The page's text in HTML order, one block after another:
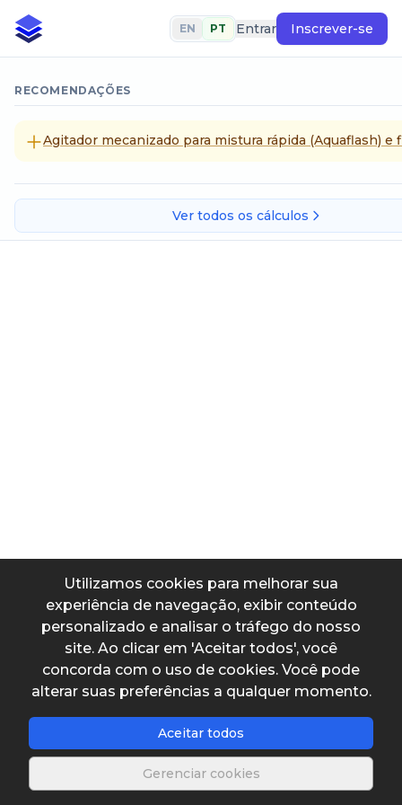
Utilizamos cookies para melhorar sua
experiência de navegação, exibir conteúdo
personalizado e analisar o tráfego do nosso
site. Ao clicar em 'Aceitar todos', você
concorda com o uso de cookies. Você pode
alterar suas preferências a qualquer momento.
Aceitar todos
Gerenciar cookies
EN PT Entrar Inscrever-se
RECOMENDAÇÕES
Agitador mecanizado para mistura rápida (Aquaflash) e
Ver todos os cálculos
Dados de saída
Pressão convertida
Salvar planilha